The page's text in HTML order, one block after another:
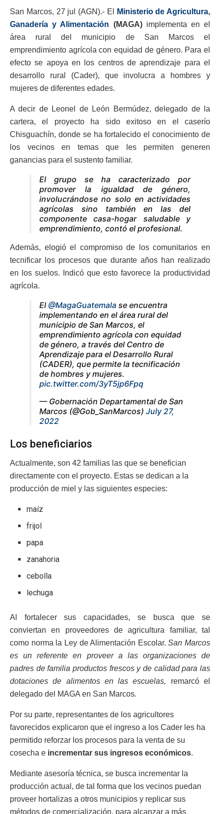
San Marcos, 27 jul (AGN).- El
Ministerio de Agricultura,
Ganadería y Alimentación (MAGA)implementa en el
área rural del municipio de San Marcos el
emprendimiento agrícola con equidad de género. Para el
efecto se apoya en los centros de aprendizaje para el
desarrollo rural (Cader), que involucra a hombres y
mujeres de diferentes edades.
A decir de Leonel de León Bermúdez, delegado de la
cartera, el proyecto ha sido exitoso en el caserío
Chisguachín, donde se ha fortalecido el conocimiento de
los vecinos en temas que les permiten generen
ganancias para el sustento familiar.
El grupo se ha caracterizado por
promover la igualdad de género,
involucrándose no solo en actividades
agrícolas sino también en las del
componente casa-hogar saludable y
emprendimiento, contó el profesional.
Además, elogió el compromiso de los comunitarios en
tecnificar los procesos que durante años han realizado
en los suelos. Indicó que esto favorece la productividad
agrícola.
El @MagaGuatemala se encuentra
implementando en el área rural del
municipio de San Marcos, el
emprendimiento agrícola con equidad
de género, a través del Centro de
Aprendizaje para el Desarrollo Rural
(CADER), que permite la tecnificación
de hombres y mujeres.
pic.twitter.com/3yT5jp6Fpq
— Gobernación Departamental de San
Marcos (@Gob_SanMarcos) July 27,
2022
Los beneficiarios
Actualmente, son 42 familias las que se benefician
directamente con el proyecto. Estas se dedican a la
producción de miel y las siguientes especies:
maíz
frijol
papa
zanahoria
cebolla
lechuga
Al fortalecer sus capacidades, se busca que se
conviertan en proveedores de agricultura familiar, tal
como norma la Ley de Alimentación Escolar.San Marcos
es un referente en proveer a las organizaciones de
padres de familia productos frescos y de calidad para las
dotaciones de alimentos en las escuelas, remarcó el
delegado del MAGA en San Marcos.
Por su parte, representantes de los agricultores
favorecidos explicaron que el ingreso a los Cader les ha
permitido reforzar los procesos para la venta de su
cosecha e incrementar sus ingresos económicos.
Mediante asesoría técnica, se busca incrementar la
producción actual, de tal forma que los vecinos puedan
proveer hortalizas a otros municipios y replicar sus
métodos de comercialización, para alcanzar a más